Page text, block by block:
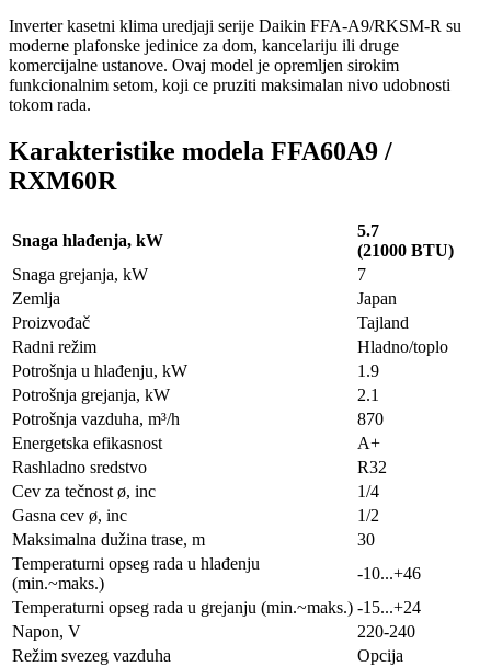
Inverter kasetni klima uredjaji serije Daikin FFA-A9/RKSM-R su
moderne plafonske jedinice za dom, kancelariju ili druge
komercijalne ustanove. Ovaj model je opremljen sirokim
funkcionalnim setom, koji ce pruziti maksimalan nivo udobnosti
tokom rada.
Karakteristike modela FFA60A9 /
RXM60R
Snaga hlađenja, kW
5.7
(21000 BTU)
Snaga grejanja, kW
7
Zemlja
Japan
Proizvođač
Tajland
Radni režim
Hladno/toplo
Potrošnja u hlađenju, kW
1.9
Potrošnja grejanja, kW
2.1
Potrošnja vazduha, m³/h
870
Energetska efikasnost
A+
Rashladno sredstvo
R32
Cev za tečnost ø, inc
1/4
Gasna cev ø, inc
1/2
Maksimalna dužina trase, m
30
Temperaturni opseg rada u hlađenju
(min.~maks.)
-10...+46
Temperaturni opseg rada u grejanju (min.~maks.) -15...+24
Napon, V
220-240
Režim svezeg vazduha
Opcija